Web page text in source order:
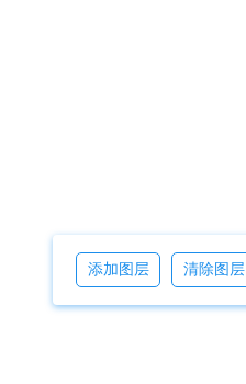
添加图层 清除图层